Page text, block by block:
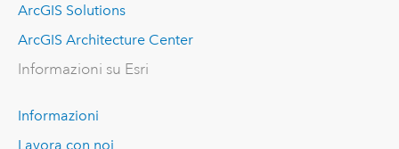
ArcGIS Solutions
ArcGIS Architecture Center
Informazioni su Esri
Informazioni
Lavora con noi